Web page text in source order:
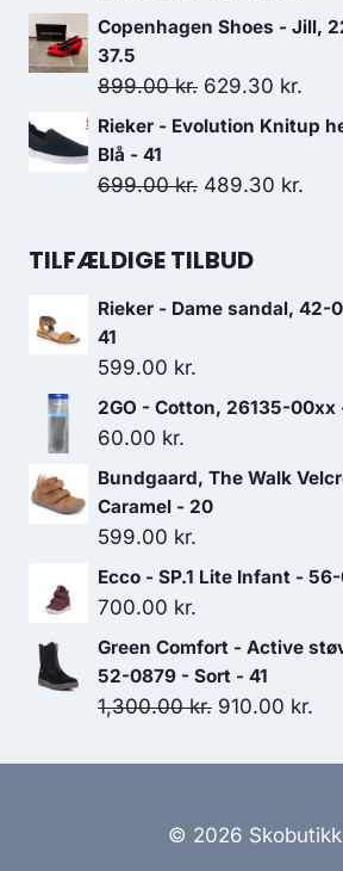
399.00 kr..
oprindelige
var:
649.00 kr..
Copenhagen Shoes - Jill,
37.5
899.00kr. Den
oprindelige
var:
629.30 kr.
Rieker - Evolution Knitup
Blå - 41
699.00kr. Den
pris
699.00 kr..
489.30 kr.
TILFÆLDIGE TILBUD
Rieker - Dame sandal, 42-
41
599.00 kr.
2GO - Cotton, 26135-00xx
60.00 kr.
Bundgaard, The Walk
Caramel - 20
599.00 kr.
Ecco - SP.1 Lite Infant -
700.00 kr.
Green Comfort - Active
52-0879 - Sort - 41
1,300.00kr. Den
pris
1,300.00 kr..
910.00 kr.
© 2026